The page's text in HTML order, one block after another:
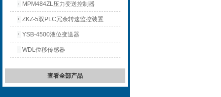
MPM484ZL压力变送控制器
ZKZ-5双PLC冗余转速监控装置
YSB-4500液位变送器
WDL位移传感器
查看全部产品